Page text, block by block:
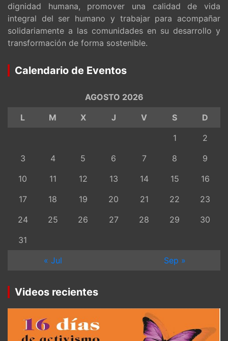
dignidad humana, promover una calidad de vida
integral del ser humano y trabajar para acompañar
solidariamente a las comunidades en su desarrollo y
transformación de forma sostenible.
Calendario de Eventos
AGOSTO 2026
L
M X J V S
D
1
2
3
4 5 6 7 8
9
10
11 12 13 14 15
16
17
18 19 20 21 22
23
24
25 26 27 28 29
30
31
« Jul
Sep »
Videos recientes